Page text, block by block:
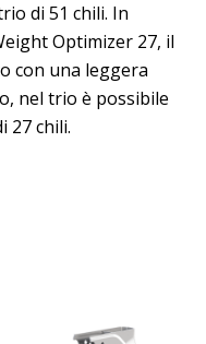
di 51 chili. In
Optimizer 27, il
con una leggera
nel trio è possibile
27 chili.